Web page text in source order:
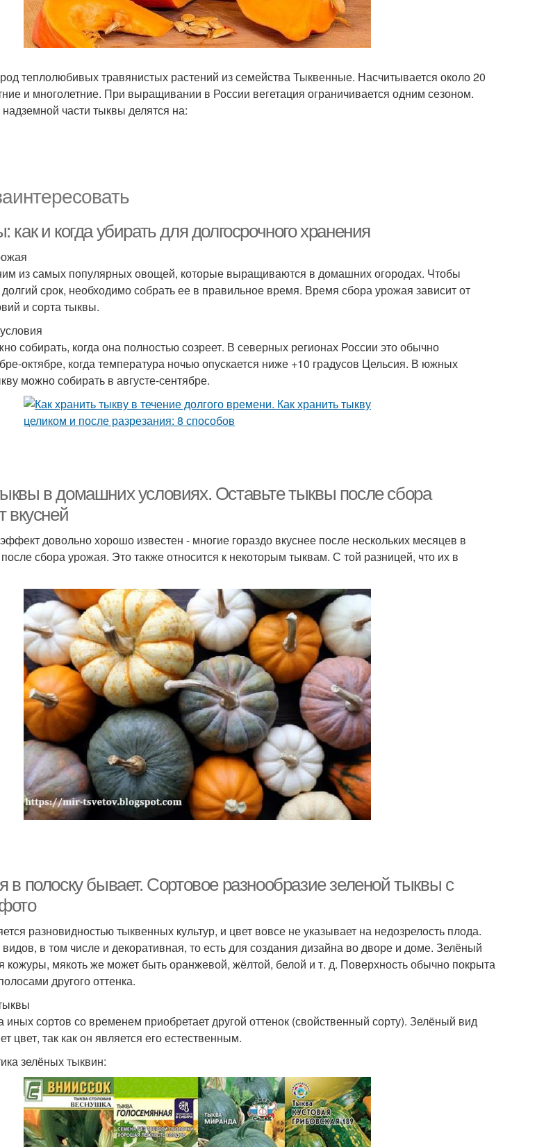
теплолюбивых травянистых растений из семейства Тыквенные. Насчитывается около 20
и многолетние. При выращивании в России вегетация ограничивается одним сезоном.
части тыквы делятся на:
и когда убирать для долгосрочного хранения
из самых популярных овощей, которые выращиваются в домашних огородах. Чтобы
срок, необходимо собрать ее в правильное время. Время сбора урожая зависит от
и сорта тыквы.
собирать, когда она полностью созреет. В северных регионах России это обычно
октябре, когда температура ночью опускается ниже +10 градусов Цельсия. В южных
можно собирать в августе-сентябре.
в домашних условиях. Оставьте тыквы после сбора
вкусней
довольно хорошо известен - многие гораздо вкуснее после нескольких месяцев в
сбора урожая. Это также относится к некоторым тыквам. С той разницей, что их в
в полоску бывает. Сортовое разнообразие зеленой тыквы с
разновидностью тыквенных культур, и цвет вовсе не указывает на недозрелость плода.
в том числе и декоративная, то есть для создания дизайна во дворе и доме. Зелёный
кожуры, мякоть же может быть оранжевой, жёлтой, белой и т. д. Поверхность обычно покрыта
другого оттенка.
сортов со временем приобретает другой оттенок (свойственный сорту). Зелёный вид
цвет, так как он является его естественным.
зелёных тыквин: